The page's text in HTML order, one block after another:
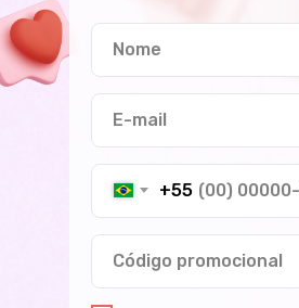
Nome
E-mail
+55
Código promocional